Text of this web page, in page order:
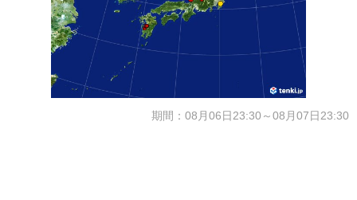
期間：08月06日23:30～08月07日23:30